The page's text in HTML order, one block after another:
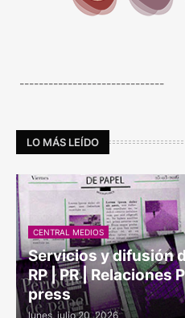
------------------------------
LO MÁS LEÍDO
CENTRAL MEDIOS
Servicios y difusión
RP | PR | Relaciones
press
lunes, julio 20, 2026